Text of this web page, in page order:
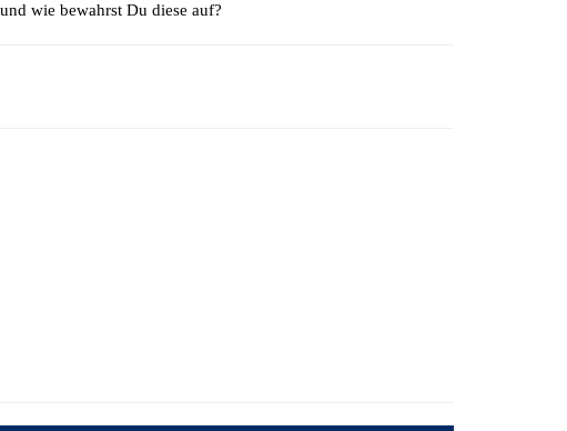
wie bewahrst Du diese auf?